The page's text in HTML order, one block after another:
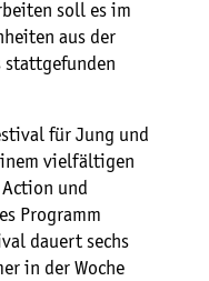
soll es im
aus der
stattgefunden
für Jung und
vielfältigen
und
Programm
dauert sechs
in der Woche